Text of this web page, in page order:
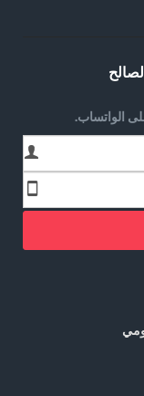
الواتساب.